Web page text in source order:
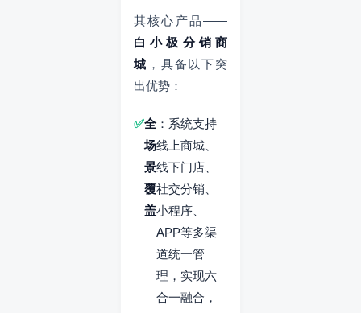
其核心产品——
白小极分销商
城 ，具备以下突
出优势：
全
场
景
覆
盖
：系统支持
线上商城、
线下门店、
社交分销、
小程序、
APP等多渠
道统一管
理，实现六
合一融合，